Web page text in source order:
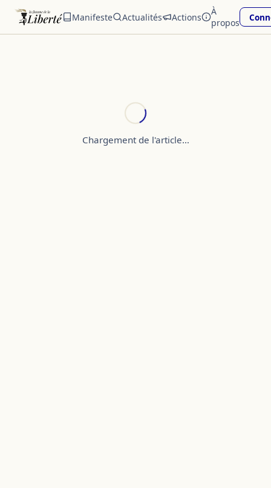
Manifeste Actualités Actions
À
propos
Chargement de l'article…